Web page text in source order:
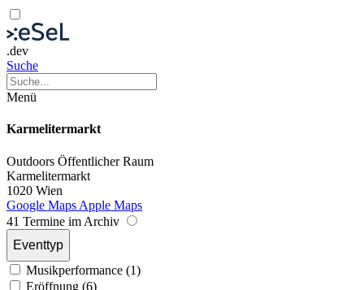
.dev
Suche
Menü
Karmelitermarkt
Outdoors Öffentlicher Raum
Karmelitermarkt
1020 Wien
Google Maps Apple Maps
41 Termine im Archiv
Eventtyp
Musikperformance (1)
Eröffnung (6)